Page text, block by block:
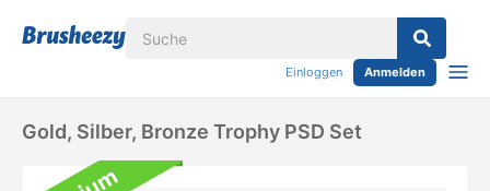
Einloggen Anmelden
Gold, Silber, Bronze Trophy PSD Set